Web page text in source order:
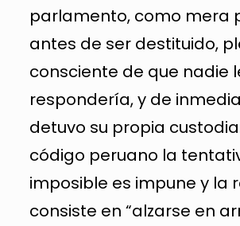
parlamento, como mera
antes de ser destituido,
consciente de que nadie
respondería, y de
detuvo su propia
código peruano la
imposible es impune y la
consiste en “alzarse en